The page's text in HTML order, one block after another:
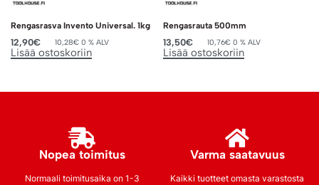
Rengasrasva Invento Universal. 1kg
12,90€ 10,28€ 0 % ALV
Lisää ostoskoriin
Rengasrauta 500mm
13,50€ 10,76€ 0 % ALV
Lisää ostoskoriin
Nopea toimitus
Normaali toimitusaika on 1-3
Varma saatavuus
Kaikki tuotteet omasta varastosta